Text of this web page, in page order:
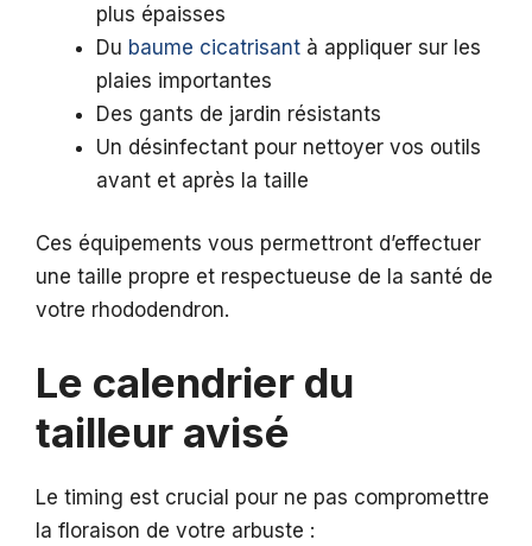
plus épaisses
Du baume cicatrisant à appliquer sur les
plaies importantes
Des gants de jardin résistants
Un désinfectant pour nettoyer vos outils
avant et après la taille
Ces équipements vous permettront d’effectuer
une taille propre et respectueuse de la santé de
votre rhododendron.
Le calendrier du
tailleur avisé
Le timing est crucial pour ne pas compromettre
la floraison de votre arbuste :